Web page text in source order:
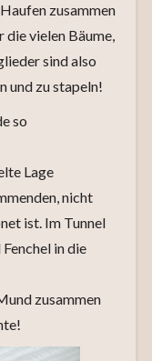
zusammen
die vielen Bäume,
sind also
und zu stapeln!
so
Lage
nicht
ist. Im Tunnel
in die
zusammen